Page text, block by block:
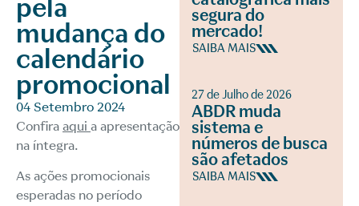
pela
mudança do
calendário
promocional
04 Setembro 2024
Confira aqui a apresentação
na íntegra.
As ações promocionais
esperadas no período
segura do
mercado!
SAIBA MAIS
27 de Julho de 2026
ABDR muda
sistema e
números de busca
são afetados
SAIBA MAIS